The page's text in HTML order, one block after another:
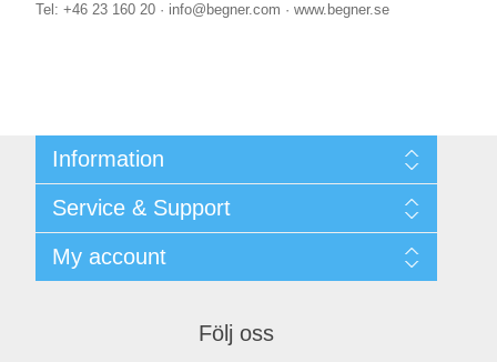
Tel: +46 23 160 20 · info@begner.com · www.begner.se
Information
Shipping & returns
Integritetspolicy
Terms & Conditions
Begner System / iba Nordic
Service & Support
Leverantörslista
My account
Följ oss